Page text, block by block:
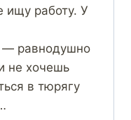
работу. У
— равнодушно
не хочешь
в тюрягу